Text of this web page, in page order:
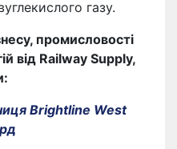
газу.
промисловості
від Railway Supply,
Brightline West